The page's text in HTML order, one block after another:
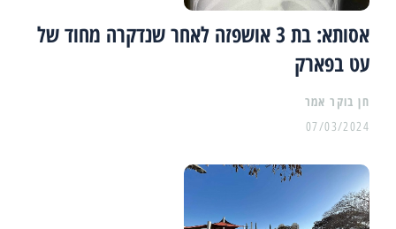
אסותא: בת 3 אושפזה לאחר שנדקרה מחוד של
עט בפארק
07/03/2024